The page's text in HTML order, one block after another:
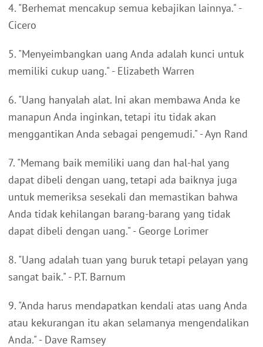
4. "Berhemat mencakup semua kebajikan lainnya." -
Cicero
5. "Menyeimbangkan uang Anda adalah kunci untuk
memiliki cukup uang." - Elizabeth Warren
6. "Uang hanyalah alat. Ini akan membawa Anda ke
manapun Anda inginkan, tetapi itu tidak akan
menggantikan Anda sebagai pengemudi." - Ayn Rand
7. "Memang baik memiliki uang dan hal-hal yang
dapat dibeli dengan uang, tetapi ada baiknya juga
untuk memeriksa sesekali dan memastikan bahwa
Anda tidak kehilangan barang-barang yang tidak
dapat dibeli dengan uang." - George Lorimer
8. "Uang adalah tuan yang buruk tetapi pelayan yang
sangat baik." - P.T. Barnum
9. "Anda harus mendapatkan kendali atas uang Anda
atau kekurangan itu akan selamanya mengendalikan
Anda." - Dave Ramsey